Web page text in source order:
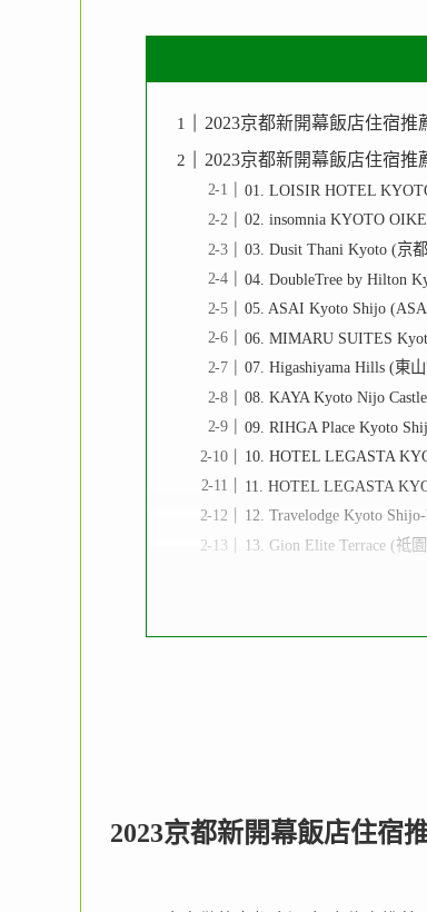
2023京都新開幕飯店住宿推
2023京都新開幕飯店住宿推
01. LOISIR HOTEL
02. insomnia KYOTO
03. Dusit Thani Kyoto (京
04. DoubleTree by Hilton
05. ASAI Kyoto Shijo
06. MIMARU SUITES
07. Higashiyama Hills (東
08. KAYA Kyoto Nijo
09. RIHGA Place Kyoto
10. HOTEL LEGASTA
11. HOTEL LEGASTA
12. Travelodge Kyoto
13. Gion Elite Terrace (祗
2023京都新開幕飯店住宿